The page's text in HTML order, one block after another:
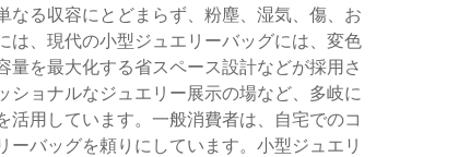
る収容にとどまらず、粉塵、湿気、傷、お
は、現代の小型ジュエリーバッグには、変色
を最大化する省スペース設計などが採用さ
ョナルなジュエリー展示の場など、多岐に
用しています。一般消費者は、自宅でのコ
バッグを頼りにしています。小型ジュエリ